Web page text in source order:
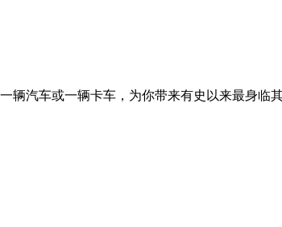
辆汽车或一辆卡车，为你带来有史以来最身临